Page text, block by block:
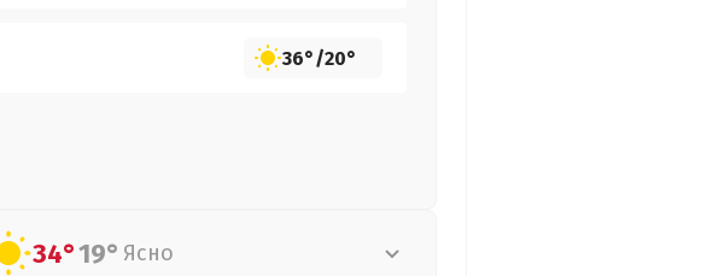
36°/20°
34°19° Ясно